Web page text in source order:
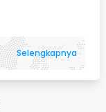
Selengkapnya